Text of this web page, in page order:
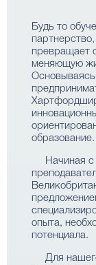
Будь то
превращает
меняющую
Основываясь
образование.
Начиная с
опыта,
потенциала.
Для